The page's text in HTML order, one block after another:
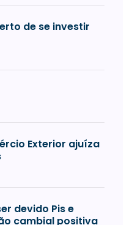
de se investir
Exterior ajuíza
devido Pis e
cambial positiva